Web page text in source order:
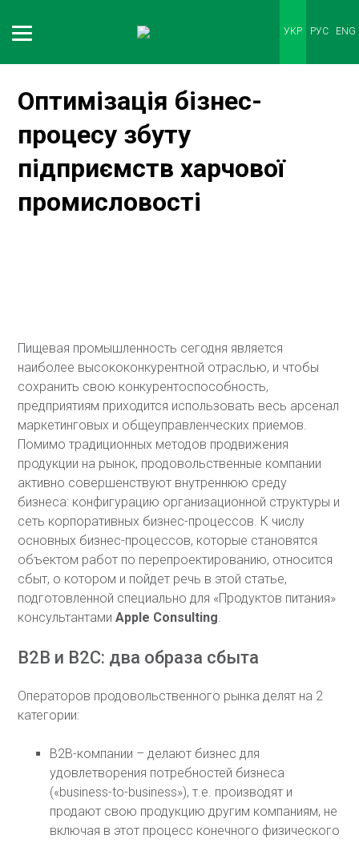
ENG
РУС
УКР
Оптимізація бізнес-
процесу збуту
підприємств харчової
промисловості
Пищевая промышленность сегодня является
наиболее высококонкурентной отраслью, и чтобы
сохранить свою конкурентоспособность,
предприятиям приходится использовать весь арсенал
маркетинговых и общеуправленческих приемов.
Помимо традиционных методов продвижения
продукции на рынок, продовольственные компании
активно совершенствуют внутреннюю среду
бизнеса: конфигурацию организационной структуры и
сеть корпоративных бизнес-процессов. К числу
основных бизнес-процессов, которые становятся
объектом работ по перепроектированию, относится
сбыт, о котором и пойдет речь в этой статье,
подготовленной специально для «Продуктов питания»
консультантамиApple Consulting.
В2В и В2С: два образа сбыта
Операторов продовольственного рынка делят на 2
категории:
В2В-компании – делают бизнес для
удовлетворения потребностей бизнеса
(«business-to-business»), т.е. производят и
продают свою продукцию другим компаниям, не
включая в этот процесс конечного физического